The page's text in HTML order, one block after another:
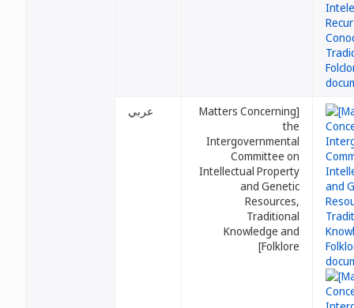
عربي
[Matters Concerning
the
Intergovernmental
Committee on
Intellectual Property
and Genetic
Resources,
Traditional
Knowledge and
Folklore]